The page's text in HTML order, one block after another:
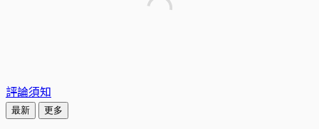
評論須知
最新 更多